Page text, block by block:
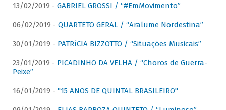
13/02/2019 - GABRIEL GROSSI / “#EmMovimento”
06/02/2019 - QUARTETO GERAL / “Aralume Nordestina”
30/01/2019 - PATRíCIA BIZZOTTO / “Situações Musicais”
23/01/2019 - PICADINHO DA VELHA / “Choros de Guerra-
Peixe”
16/01/2019 - "15 ANOS DE QUINTAL BRASILEIRO"